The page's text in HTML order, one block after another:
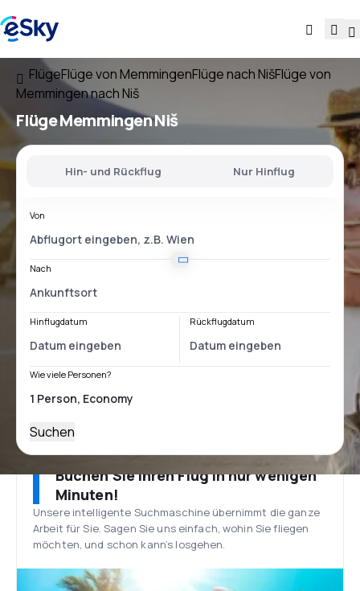
FlügeFlüge von MemmingenFlüge nach NišFlüge von
Memmingen nach Niš
FlügeMemmingen Niš
Hin- und Rückflug Nur Hinflug
Von
Nach
Hinflugdatum Rückflugdatum
Wie viele Personen?
Suchen
Buchen Sie Ihren Flug in nur wenigen
Minuten!
Unsere intelligente Suchmaschine übernimmt die ganze
Arbeit für Sie. Sagen Sie uns einfach, wohin Sie fliegen
möchten, und schon kann’s losgehen.